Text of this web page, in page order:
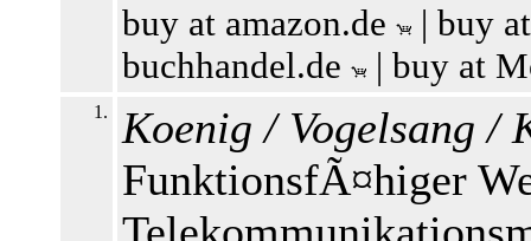
buy at amazon.de | buy
buchhandel.de
| buy at
1.
Koenig / Vogelsang /
FunktionsfÃ¤higer